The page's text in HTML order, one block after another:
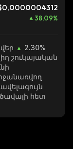
38,09%
2.30%
շուկայական
հետ